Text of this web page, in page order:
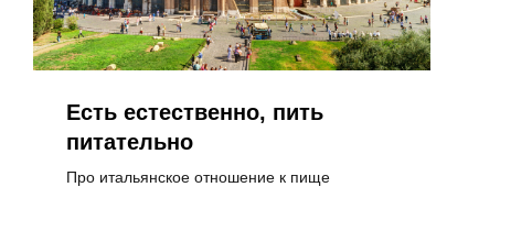
Есть естественно, пить
питательно
Про итальянское отношение к пище